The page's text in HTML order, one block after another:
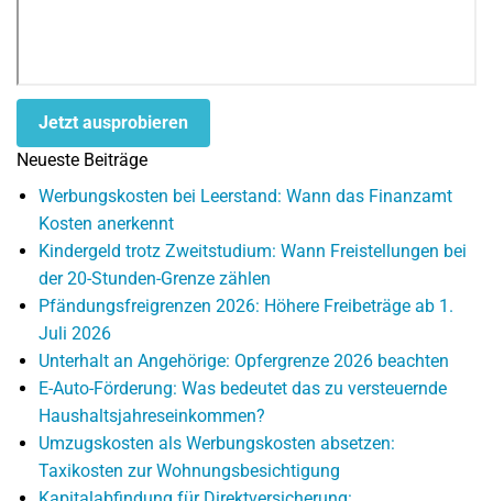
Jetzt ausprobieren
Neueste Beiträge
Werbungskosten bei Leerstand: Wann das Finanzamt
Kosten anerkennt
Kindergeld trotz Zweitstudium: Wann Freistellungen bei
der 20-Stunden-Grenze zählen
Pfändungsfreigrenzen 2026: Höhere Freibeträge ab 1.
Juli 2026
Unterhalt an Angehörige: Opfergrenze 2026 beachten
E-Auto-Förderung: Was bedeutet das zu versteuernde
Haushaltsjahreseinkommen?
Umzugskosten als Werbungskosten absetzen:
Taxikosten zur Wohnungsbesichtigung